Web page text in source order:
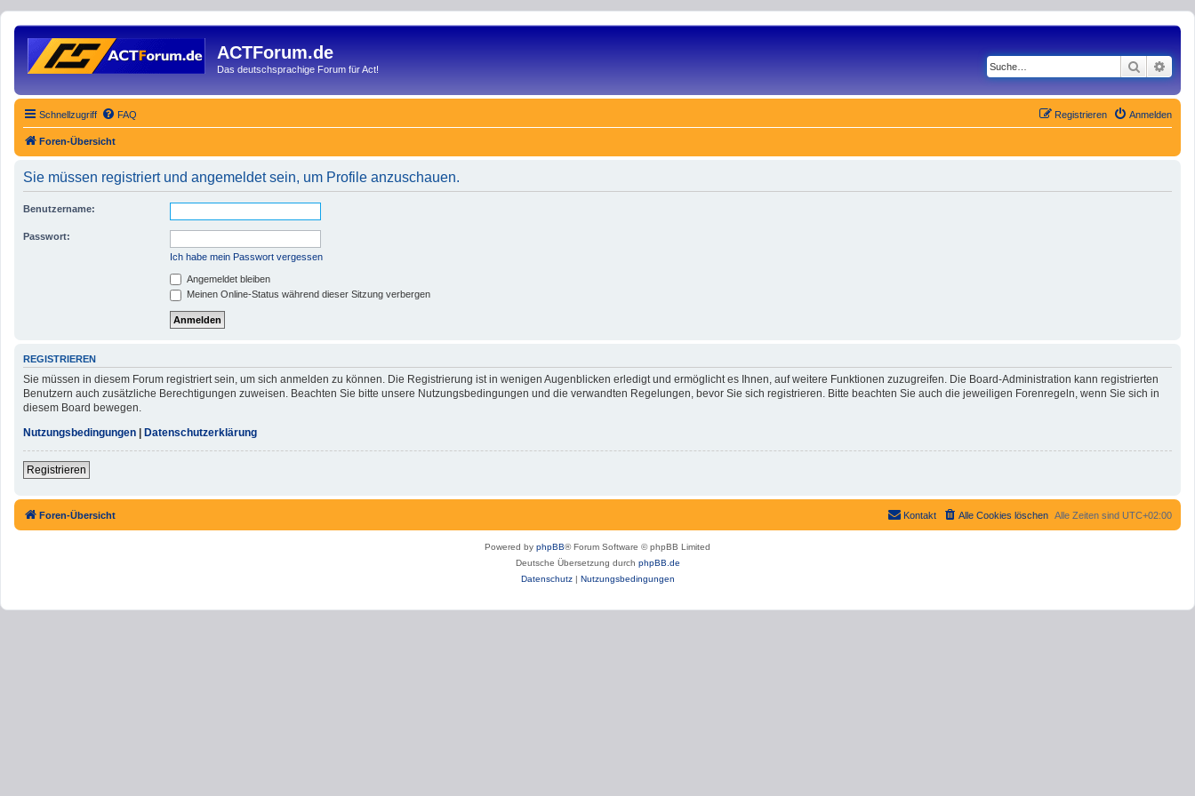
ACTForum.de
Das deutschsprachige Forum für Act! Suche
Schnellzugriff FAQ Anmelden
Registrieren
Foren-Übersicht
Sie müssen registriert und angemeldet sein, um Profile anzuschauen.
Benutzername:
Passwort:
Ich habe mein Passwort vergessen
Angemeldet bleiben
Meinen Online-Status während dieser Sitzung verbergen
REGISTRIEREN
Sie müssen in diesem Forum registriert sein, um sich anmelden zu können. Die Registrierung ist in wenigen Augenblicken erledigt und ermöglicht es Ihnen, auf weitere Funktionen zuzugreifen. Die Board-Administration kann registrierten
Benutzern auch zusätzliche Berechtigungen zuweisen. Beachten Sie bitte unsere Nutzungsbedingungen und die verwandten Regelungen, bevor Sie sich registrieren. Bitte beachten Sie auch die jeweiligen Forenregeln, wenn Sie sich in
diesem Board bewegen.
Nutzungsbedingungen
Datenschutzerklärung
Registrieren
Foren-Übersicht Alle Zeiten sind UTC+02:00
Alle Cookies löschen
Kontakt
Powered by phpBB® Forum Software © phpBB Limited
Deutsche Übersetzung durch phpBB.de
Datenschutz| Nutzungsbedingungen